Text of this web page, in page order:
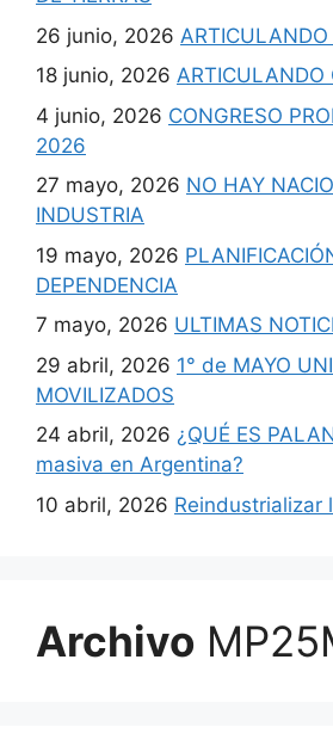
26 junio, 2026
18 junio, 2026 ARTICULANDO
4 junio, 2026 CONGRESO
2026
27 mayo, 2026 NO HAY
INDUSTRIA
19 mayo, 2026
DEPENDENCIA
7 mayo, 2026 ULTIMAS
29 abril, 2026 1° de MAYO
MOVILIZADOS
24 abril, 2026 ¿QUÉ ES
masiva en Argentina?
10 abril, 2026 Reindustrializar
Archivo